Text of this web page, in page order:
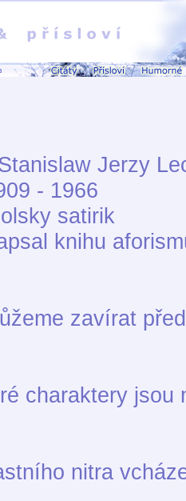
Jerzy
- 1966
satirik
knihu
zavírat před
jsou
nitra